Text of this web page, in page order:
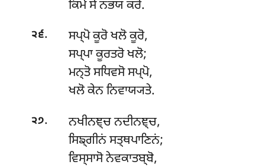
ਕਿਮੇ ਸੋ ਨਭਯਂ ਕਰੋ.
੨੬. ਸਪ੍ਪੋਕੂਰੋ ਖਲੋ ਕੂਰੋ,
ਸਪ੍ਪਾ ਕੂਰਤਰੋ ਖਲੋ;
ਮਨ੍ਤੋ ਸਧਿਵਸੋ ਸਪ੍ਪੋ,
ਖਲੋ ਕੇਨ ਨਿਵਾਯ੍ਯਤੇ.
੨੭. ਨਖੀਨਞ੍ਚਨਦੀਨਞ੍ਚ,
ਸਿਙ੍ਗੀਨਂ ਸਤ੍ਥਪਾਣਿਨਂ;
ਵਿਸ੍ਸਾਸੋ ਨੇਵਕਾਤਬ੍ਬੋ,